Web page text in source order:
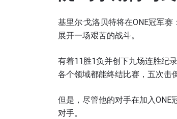
基里尔·戈洛贝特将在ONE冠军
展开一场艰苦的战斗。
有着11胜1负并创下九场连胜纪
各个领域都能终结比赛，五次击
但是，尽管他的对手在加入ONE
对手。